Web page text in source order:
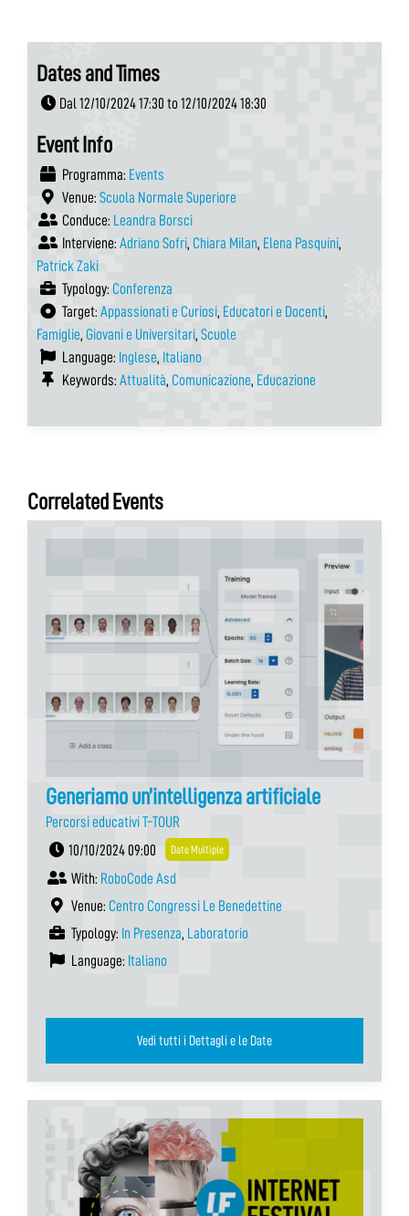
Dates and Times
Dal 12/10/2024 17:30 to 12/10/2024 18:30
Event Info
Programma: Events
Venue: Scuola Normale Superiore
Conduce: Leandra Borsci
Interviene: Adriano Sofri, Chiara Milan, Elena Pasquini,
Patrick Zaki
Typology: Conferenza
Target: Appassionati e Curiosi, Educatori e Docenti,
Famiglie, Giovani e Universitari, Scuole
Language: Inglese, Italiano
Keywords: Attualità, Comunicazione, Educazione
Correlated Events
Generiamo un’intelligenza artificiale
Percorsi educativi T-TOUR
10/10/2024 09:00
Date Multiple
With: RoboCode Asd
Venue: Centro Congressi Le Benedettine
Typology: In Presenza, Laboratorio
Language: Italiano
Vedi tutti i Dettagli e le Date